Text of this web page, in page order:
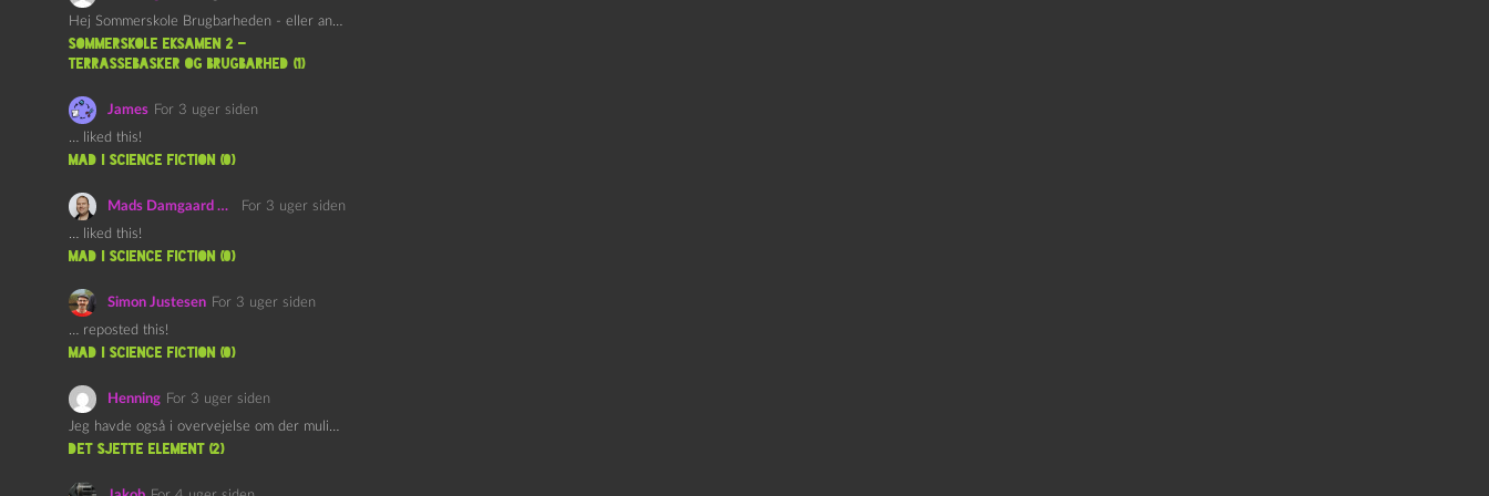
Hej Sommerskole Brugbarheden - eller anvendeligheden - af "Øl&Ævl" er…
Sommerskole Eksamen 2 –
Terrassebasker og Brugbarhed (1)
James For 3 uger siden
… liked this!
mad i science fiction (0)
Mads Damgaard Mortensen (Å)
For 3 uger siden
… liked this!
mad i science fiction (0)
Simon Justesen For 3 uger siden
… reposted this!
mad i science fiction (0)
Henning For 3 uger siden
Jeg havde også i overvejelse om der muligvis kunne være…
det sjette element (2)